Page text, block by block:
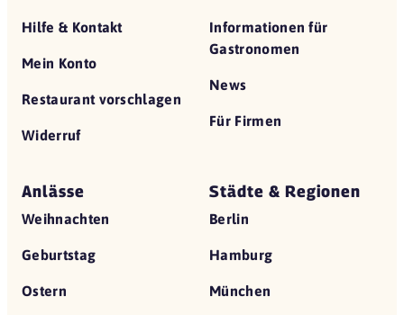
Hilfe & Kontakt
Mein Konto
Restaurant vorschlagen
Widerruf
Informationen für
Gastronomen
News
Für Firmen
Anlässe
Weihnachten
Geburtstag
Ostern
Städte & Regionen
Berlin
Hamburg
München